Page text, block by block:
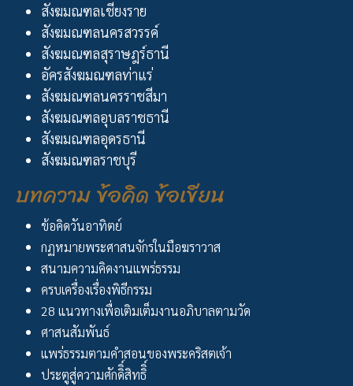
สังฆมณฑลเชียงราย
สังฆมณฑลนครสวรรค์
สังฆมณฑลสุราษฎร์ธานี
อัครสังฆมณฑลท่าแร่
สังฆมณฑลนครราชสีมา
สังฆมณฑลอุบลราชธานี
สังฆมณฑลอุดรธานี
สังฆมณฑลราชบุรี
บทความ ข้อคิด ข้อเขียน
ข้อคิดวันอาทิตย์
กฏหมายพระศาสนจักรในมือฆราวาส
สนามความคิดงานแพร่ธรรม
ครบเครื่องเรื่องพิธีกรรม
28 แนวทางเพื่อเติมเต็มงานอภิบาลตามวัด
ศาสนสัมพันธ์
แพร่ธรรมตามคำสอนของพระคริสตเจ้า
ประตูสู่ความศักดิิ์สิทธิิ์